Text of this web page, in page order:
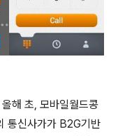
해 초, 모바일월드콩
통신사가가 B2G기반